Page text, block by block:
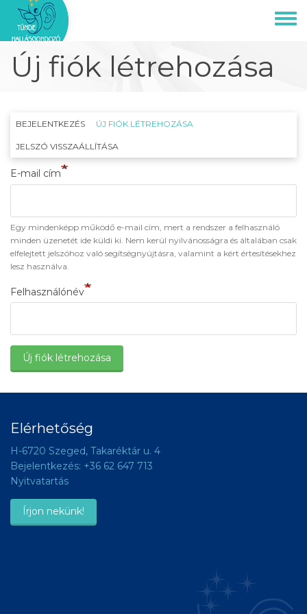
Ugrás
tartalomra
Toggle
Új fiók létrehozása
Elsődleges
fülek
BEJELENTKEZÉS ÚJ FIÓK LÉTREHOZÁSA
JELSZÓ VISSZAÁLLÍTÁSA
E-mail cím
Egy mindenképp működő e-mail cím, mert a rendszer a felhasználó
minden üzenetét ide küldi ki. Nem kerül nyilvánosságra és általában csak
elfelejtett jelszóhoz való segítségnyújtásra, valamint a kért értesítésekhez
lesz használva.
Felhasználónév
Új fiók létrehozása
Elérhetőség
H-6720 Szeged, Takaréktár u. 4
Bejelentkezés: +36 62 647 713
Nyitvatartás
Írjon nekünk!